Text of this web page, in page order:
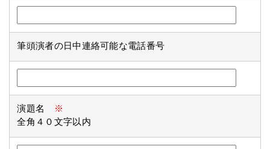
筆頭演者の日中連絡可能な電話番号
演題名
※
全角４０文字以内